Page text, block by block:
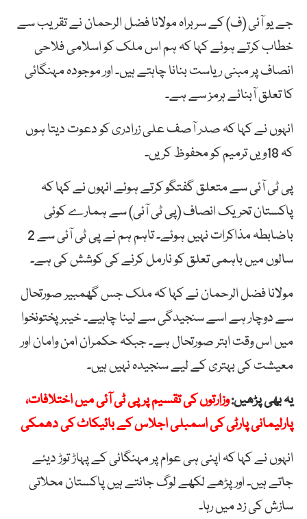
جے یو آئی (ف) کے سربراہ مولانا فضل الرحمان نے تقریب سے
خطاب کرتے ہوئے کہا کہ ہم اس ملک کو اسلامی فلاحی
انصاف پر مبنی ریاست بنانا چاہتے ہیں۔ اور موجودہ مہنگائی
کا تعلق آبنائے ہرمز سے ہے۔
انہوں نے کہا کہ صدر آصف علی زرادری کو دعوت دیتا ہوں
کہ 18ویں ترمیم کو محفوظ کریں۔
پی ٹی آئی سے متعلق گفتگو کرتے ہوئے انہوں نے کہا کہ
پاکستان تحریک انصاف (پی ٹی آئی) سے ہمارے کوئی
باضابطہ مذاکرات نہیں ہوئے۔ تاہم ہم نے پی ٹی آئی سے 2
سالوں میں باہمی تعلق کو نارمل کرنے کی کوشش کی ہے۔
مولانا فضل الرحمان نے کہا کہ ملک جس گھمبیر صورتحال
سے دوچار ہے اسے سنجیدگی سے لینا چاہیے۔ خیبر پختونخوا
میں اس وقت ابتر صورتحال ہے۔ جبکہ حکمران امن وامان اور
معیشت کی بہتری کے لیے سنجیدہ نہیں ہیں۔
یہ بھی پڑھیں:وزارتوں کی تقسیم پر پی ٹی آئی میں اختلافات،
پارلیمانی پارٹی کی اسمبلی اجلاس کے بائیکاٹ کی دھمکی
انہوں نے کہا کہ اپنی ہی عوام پر مہنگائی کے پہاڑ توڑ دیئے
جاتے ہیں۔ اور پڑھے لکھے لوگ جانتے ہیں پاکستان محلاتی
سازش کی زد میں رہا۔